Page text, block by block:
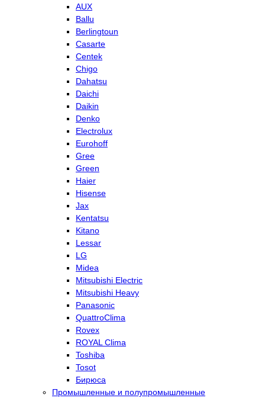
AUX
Ballu
Berlingtoun
Casarte
Centek
Chigo
Dahatsu
Daichi
Daikin
Denko
Electrolux
Eurohoff
Gree
Green
Haier
Hisense
Jax
Kentatsu
Kitano
Lessar
LG
Midea
Mitsubishi Electric
Mitsubishi Heavy
Panasonic
QuattroClima
Rovex
ROYAL Clima
Toshiba
Tosot
Бирюса
Промышленные и полупромышленные